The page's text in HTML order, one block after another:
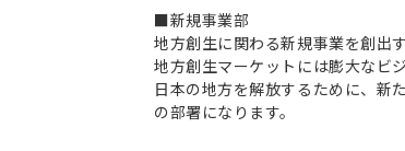
■新規事業部
地方創生に関わる新規事業を創出
地方創生マーケットには膨大なビ
日本の地方を解放するために、新
の部署になります。